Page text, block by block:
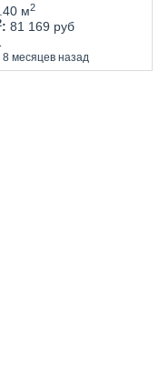
8 месяцев назад
м2
: 81 169 руб